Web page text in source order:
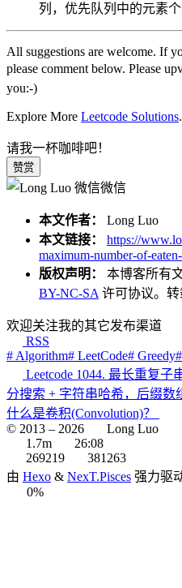
列，优先队列中的元素
All suggestions are welcome. If
please comment below. Please
you:-)
Explore More Leetcode Solutions
请我一杯咖啡吧！
赞赏
微信
本文作者： Long Luo
本文链接：
https://
maximum-number-of-
版权声明： 本博客所有
BY-NC-SA 许可协议。转
欢迎关注我的其它发布渠道
RSS
# Algorithm# LeetCode# Greedy
Leetcode 1044. 最长重复
分搜索 + 字符串哈希，后缀数
什么是卷积(Convolution)？
© 2013 – 2026
Long Luo
1.7m
26:08
269219
381263
由 Hexo & NexT.Pisces 强力驱
0%